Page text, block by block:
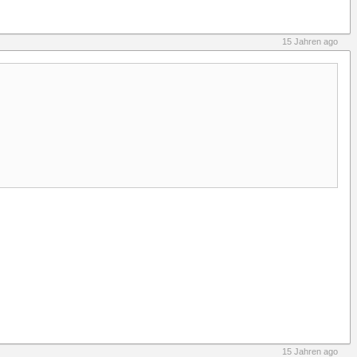
15 Jahren ago
15 Jahren ago